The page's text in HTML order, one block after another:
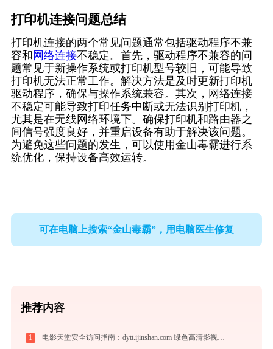
打印机连接问题总结
打印机连接的两个常见问题通常包括驱动程序不兼
容和 网络连接不稳定。首先，驱动程序不兼容的问
题常见于新操作系统或打印机型号较旧，可能导致
打印机无法正常工作。解决方法是及时更新打印机
驱动程序，确保与操作系统兼容。其次，网络连接
不稳定可能导致打印任务中断或无法识别打印机，
尤其是在无线网络环境下。确保打印机和路由器之
间信号强度良好，并重启设备有助于解决该问题。
为避免这些问题的发生，可以使用金山毒霸进行系
统优化，保持设备高效运转。
可在电脑上搜索“金山毒霸”，用电脑医生修复
推荐内容
1 电影天堂安全访问指南：dytt.ijinshan.com 绿色高清影视资源获取秘籍